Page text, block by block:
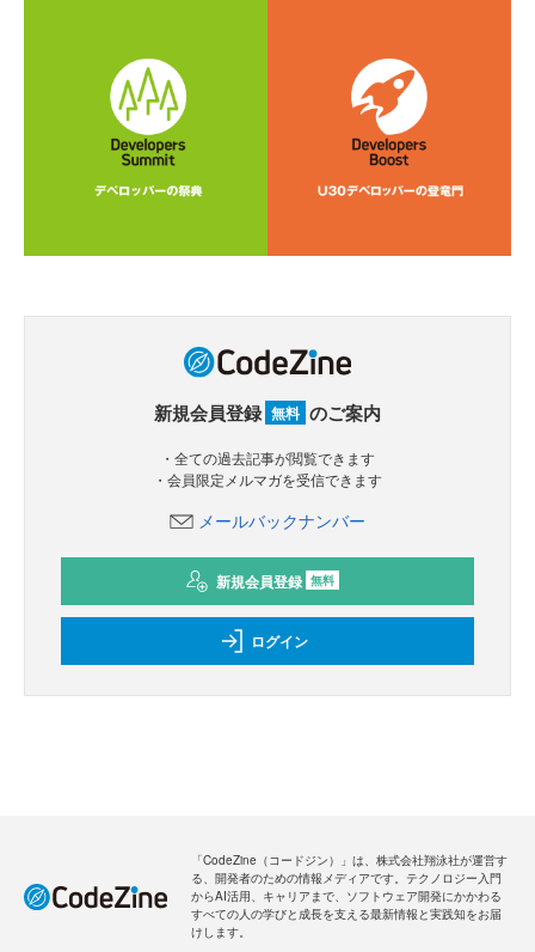
新規会員登録 無料 のご案内
・全ての過去記事が閲覧できます
・会員限定メルマガを受信できます
メールバックナンバー
新規会員登録 無料
ログイン
「CodeZine（コードジン）」は、株式会社翔泳社が運営す
る、開発者のための情報メディアです。テクノロジー入門
からAI活用、キャリアまで、ソフトウェア開発にかかわる
すべての人の学びと成長を支える最新情報と実践知をお届
けします。